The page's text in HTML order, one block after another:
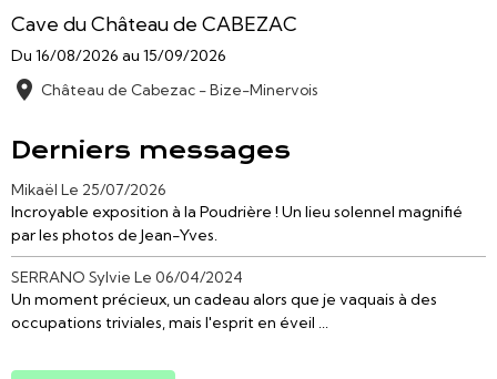
Cave du Château de CABEZAC
Du 16/08/2026 au 15/09/2026
Château de Cabezac - Bize-Minervois
Derniers messages
Mikaël Le 25/07/2026
Incroyable exposition à la Poudrière ! Un lieu solennel magnifié
par les photos de Jean-Yves.
SERRANO Sylvie Le 06/04/2024
Un moment précieux, un cadeau alors que je vaquais à des
occupations triviales, mais l'esprit en éveil ...